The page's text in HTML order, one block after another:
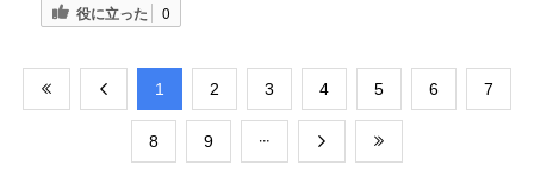
役に立った 0
​1 ​2 ​3 ​4 ​5 ​6 ​7
​8 ​9